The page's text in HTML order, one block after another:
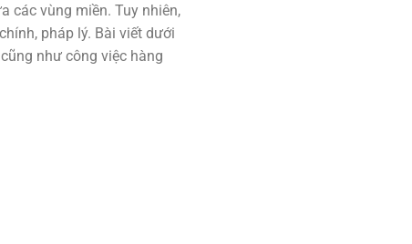
các vùng miền. Tuy nhiên,
pháp lý. Bài viết dưới
như công việc hàng